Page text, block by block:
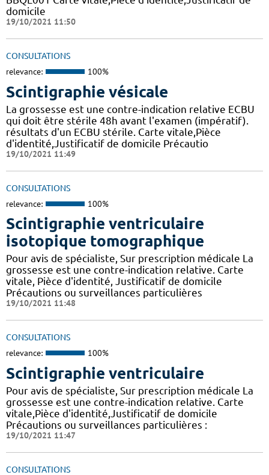
domicile
19/10/2021 11:50
CONSULTATIONS
relevance: 100%
Scintigraphie vésicale
La grossesse est une contre-indication relative ECBU
qui doit être stérile 48h avant l'examen (impératif).
résultats d'un ECBU stérile. Carte vitale,Pièce
d'identité,Justificatif de domicile Précautio
19/10/2021 11:49
CONSULTATIONS
relevance: 100%
Scintigraphie ventriculaire
isotopique tomographique
Pour avis de spécialiste, Sur prescription médicale La
grossesse est une contre-indication relative. Carte
vitale, Pièce d'identité, Justificatif de domicile
Précautions ou surveillances particulières
19/10/2021 11:48
CONSULTATIONS
relevance: 100%
Scintigraphie ventriculaire
Pour avis de spécialiste, Sur prescription médicale La
grossesse est une contre-indication relative. Carte
vitale,Pièce d'identité,Justificatif de domicile
Précautions ou surveillances particulières :
19/10/2021 11:47
CONSULTATIONS